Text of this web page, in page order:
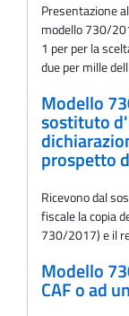
Presentazione
modello 730/
1 per per la
due per mille
Modello
sostituto
prospetto
Ricevono dal
fiscale la copia
730/2017) e il
Modello
CAF o ad